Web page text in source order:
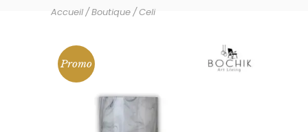
Accueil Boutique Celi
Promo